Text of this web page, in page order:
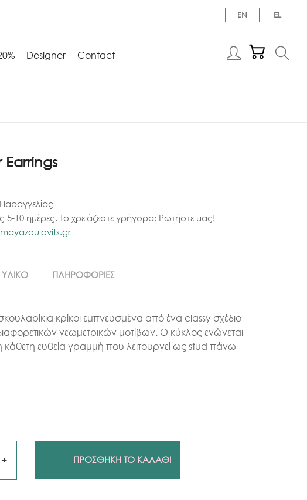
EN EL
Designer Contact
Earrings
10 ημέρες. Το χρειάζεστε γρήγορα; Ρωτήστε μας!
ΥΛΙΚΟ ΠΛΗΡΟΦΟΡΙΕΣ
κρίκοι εμπνευσμένα από ένα classy σχέδιο
γεωμετρικών μοτίβων. Ο κύκλος ενώνεται
κάθετη ευθεία γραμμή που λειτουργεί ως stud πάνω
ΠΡΟΣΘΗΚΗ ΤΟ ΚΑΛΑΘΙ